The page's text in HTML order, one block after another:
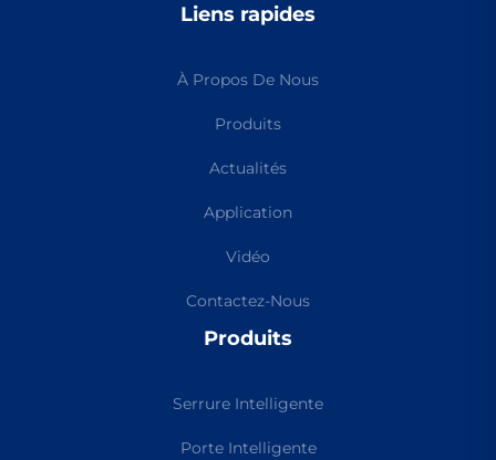
Liens rapides
À Propos De Nous
Produits
Actualités
Application
Vidéo
Contactez-Nous
Produits
Serrure Intelligente
Porte Intelligente